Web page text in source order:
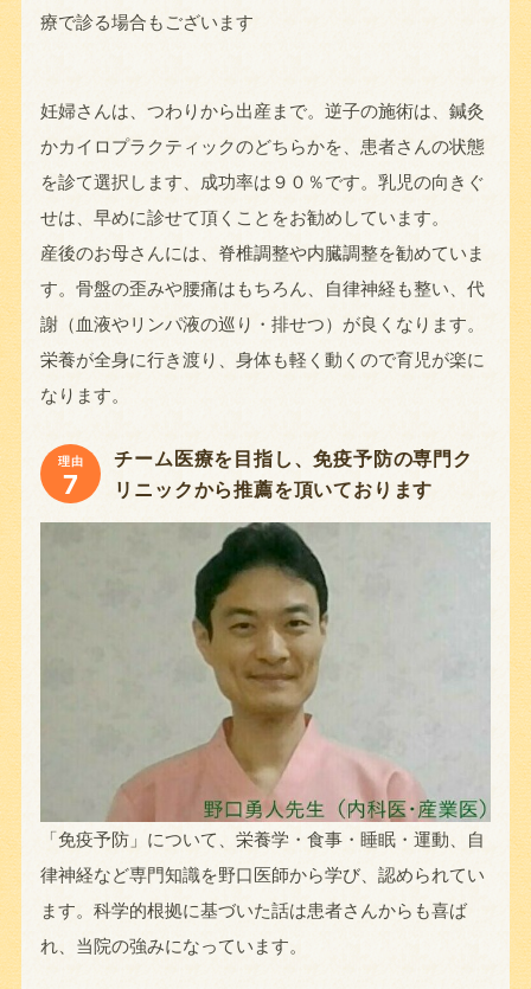
療で診る場合もございます
妊婦さんは、つわりから出産まで。逆子の施術は、鍼灸
かカイロプラクティックのどちらかを、患者さんの状態
を診て選択します、成功率は９０％です。乳児の向きぐ
せは、早めに診せて頂くことをお勧めしています。
産後のお母さんには、脊椎調整や内臓調整を勧めていま
す。骨盤の歪みや腰痛はもちろん、自律神経も整い、代
謝（血液やリンパ液の巡り・排せつ）が良くなります。
栄養が全身に行き渡り、身体も軽く動くので育児が楽に
なります。
理由
7
チーム医療を目指し、免疫予防の専門ク
リニックから推薦を頂いております
「免疫予防」について、栄養学・食事・睡眠・運動、自
律神経など専門知識を野口医師から学び、認められてい
ます。科学的根拠に基づいた話は患者さんからも喜ば
れ、当院の強みになっています。